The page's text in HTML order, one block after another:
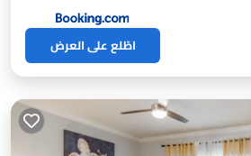
اطّلع على العرض